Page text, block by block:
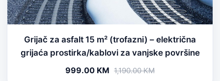
Grijač za asfalt 15 m² (trofazni) – električna
grijaća prostirka/kablovi za vanjske površine
999.00 KM 1,190.00 KM